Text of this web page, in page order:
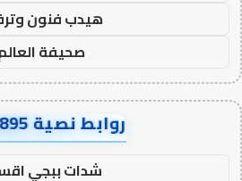
هيدب فنون
صحيفة
روابط نصية AA49895
شدات ببجي